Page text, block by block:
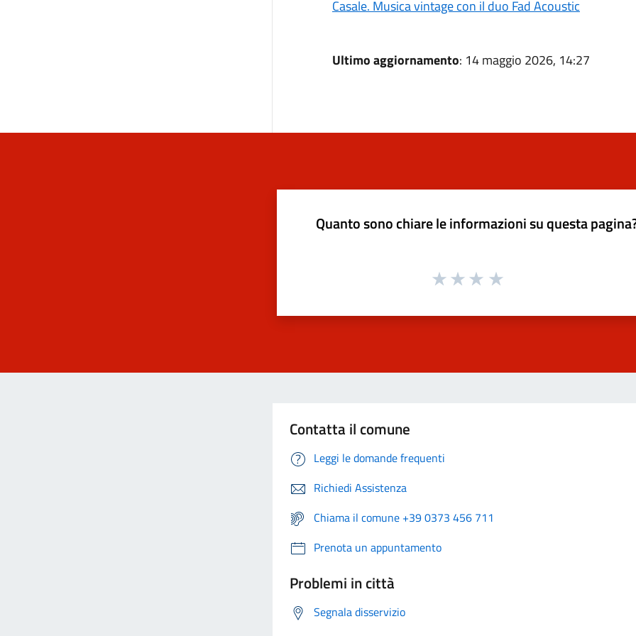
Casale. Musica vintage con il duo Fad Acoustic
Ultimo aggiornamento: 14 maggio 2026, 14:27
Quanto sono chiare le informazioni su questa
Contatta il comune
Leggi le domande frequenti
Richiedi Assistenza
Chiama il comune +39 0373 456 711
Prenota un appuntamento
Problemi in città
Segnala disservizio